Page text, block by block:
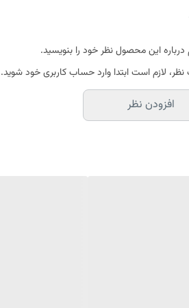
12 متری ( قابل سفارش در ابعاد دلخواه-سایز غیر استاندارد)
خواب متین تا کمتر از 30 روز کاری آینده
این محصول نظر خود را بنویسید.
نظر، لازم است ابتدا وارد حساب کاربری خود شوید.
افزودن نظر